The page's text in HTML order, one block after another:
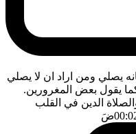
يصلي ومن اراد ان لا يصلي
يقول بعض المغرورين.
الدين في القلب
ضَ